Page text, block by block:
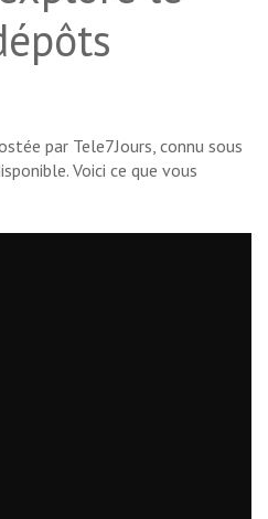
par Tele7Jours, connu sous
Voici ce que vous